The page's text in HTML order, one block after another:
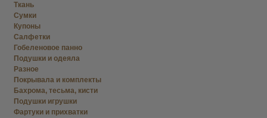
Ткань
Сумки
Купоны
Салфетки
Гобеленовое панно
Подушки и одеяла
Разное
Покрывала и комплекты
Бахрома, тесьма, кисти
Подушки игрушки
Фартуки и прихватки